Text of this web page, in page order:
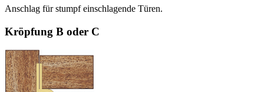
Anschlag für stumpf einschlagende Türen.
Kröpfung B oder C